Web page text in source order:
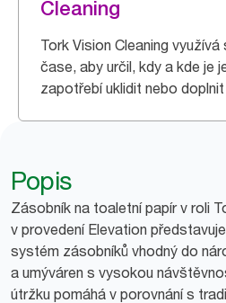
Cleaning
Tork Vision Cleaning využívá
čase, aby určil, kdy a kde je
zapotřebí uklidit nebo
Popis
Zásobník na toaletní papír v roli
v provedení Elevation
systém zásobníků vhodný do
a umýváren s vysokou
útržku pomáhá v porovnání s